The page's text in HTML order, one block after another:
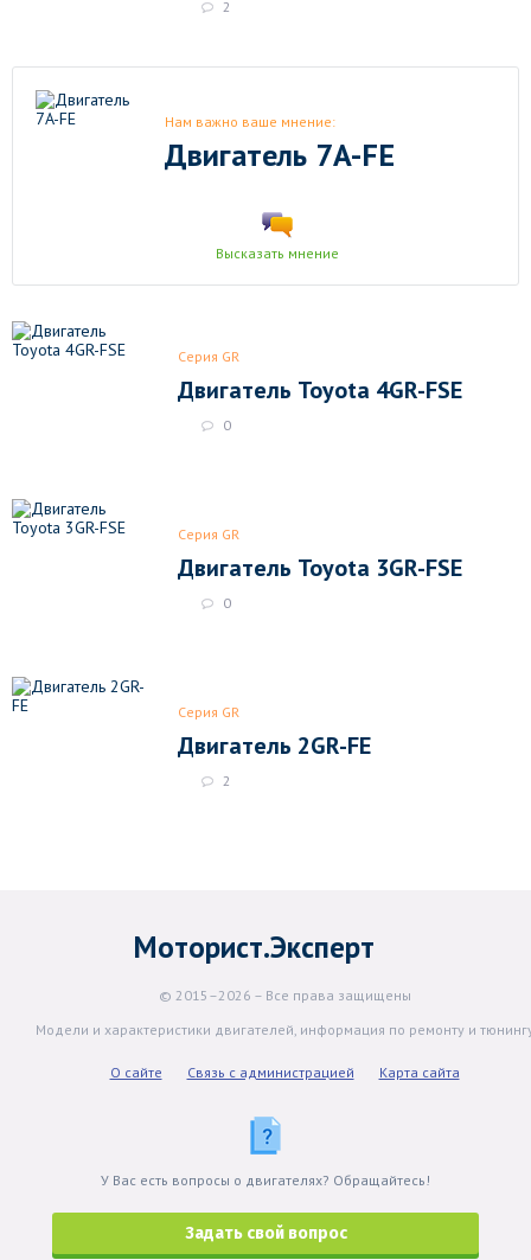
2
Нам важно ваше мнение:
Двигатель 7A-FE
Высказать мнение
Серия GR
Двигатель Toyota 4GR-FSE
0
Серия GR
Двигатель Toyota 3GR-FSE
0
Серия GR
Двигатель 2GR-FE
2
Моторист.Эксперт
© 2015–2026 – Все права защищены
Модели и характеристики двигателей, информация по ремонту и
О сайте Связь с администрацией Карта сайта
У Вас есть вопросы о двигателях? Обращайтесь!
Задать свой вопрос